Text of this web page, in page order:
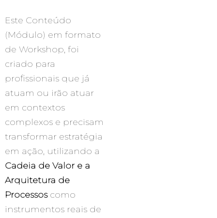
Este Conteúdo
(Módulo) em formato
de Workshop, foi
criado para
profissionais que já
atuam ou irão atuar
em contextos
complexos e precisam
transformar estratégia
em ação, utilizando a
Cadeia de Valor e a
Arquitetura de
Processoscomo
instrumentos reais de